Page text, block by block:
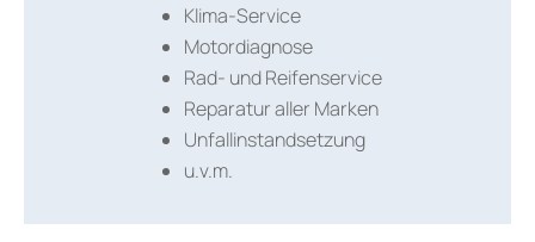
Klima-Service
Motordiagnose
Rad- und Reifenservice
Reparatur aller Marken
Unfallinstandsetzung
u.v.m.